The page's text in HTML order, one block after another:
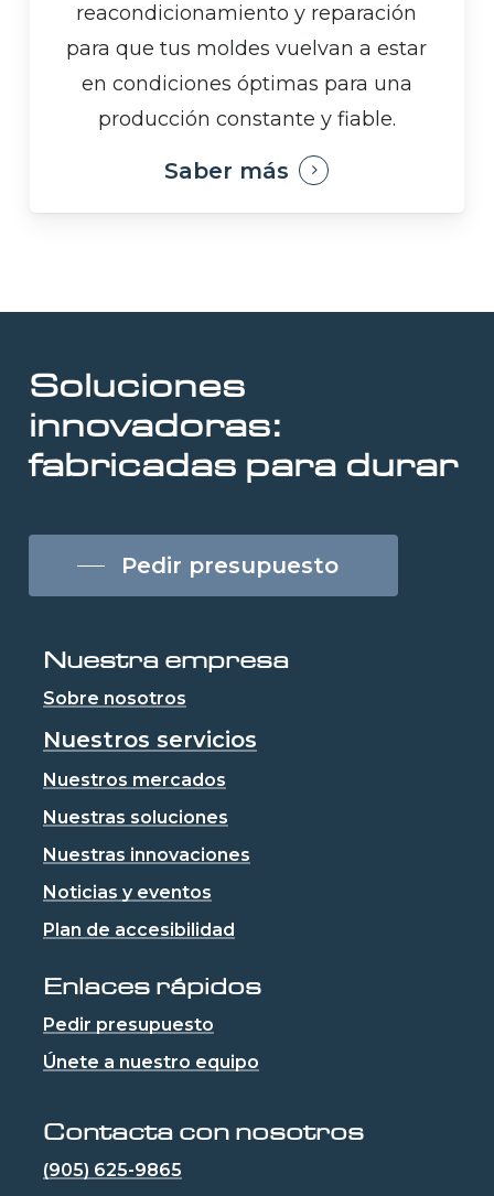
reacondicionamiento y reparación
para que tus moldes vuelvan a estar
en condiciones óptimas para una
producción constante y fiable.
Saber más
Soluciones
innovadoras:
fabricadas para durar
Pedir presupuesto
Nuestra empresa
Sobre nosotros
Nuestros servicios
Nuestros mercados
Nuestras soluciones
Nuestras innovaciones
Noticias y eventos
Plan de accesibilidad
Enlaces rápidos
Pedir presupuesto
Únete a nuestro equipo
Contacta con nosotros
(905) 625-9865